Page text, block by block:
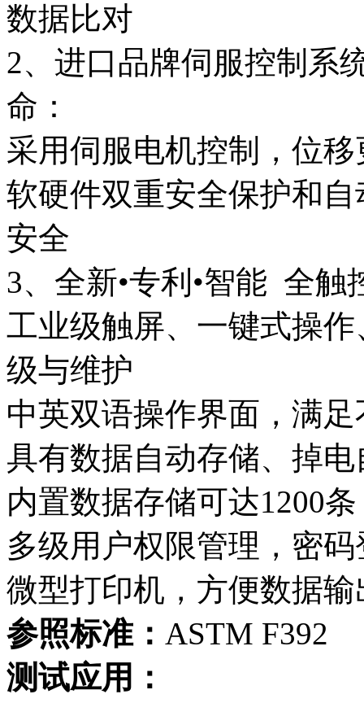
数据比对
2、进口品牌伺服控制系
命：
采用伺服电机控制，位移
软硬件双重安全保护和
安全
3、全新•专利•智能 全触
工业级触屏、一键式操
级与维护
中英双语操作界面，满
具有数据自动存储、掉
内置数据存储可达1200
多级用户权限管理，密码
微型打印机，方便数据
参照标准： ASTM F392
测试应用：